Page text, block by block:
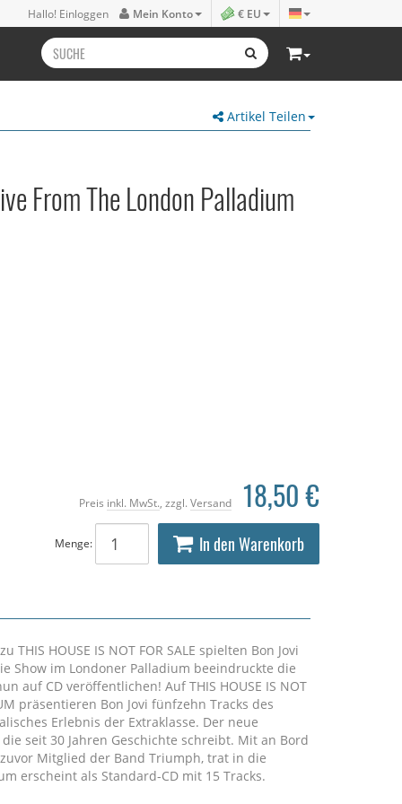
Hallo! Einloggen Mein Konto € EU
Artikel Teilen
From The London Palladium
Preis inkl. MwSt. , zzgl. Versand 18,50 €
Menge: In den Warenkorb
HOUSE IS NOT FOR SALE spielten Bon Jovi
Show im Londoner Palladium beeindruckte die
auf CD veröffentlichen! Auf THIS HOUSE IS NOT
präsentieren Bon Jovi fünfzehn Tracks des
Erlebnis der Extraklasse. Der neue
seit 30 Jahren Geschichte schreibt. Mit an Bord
Mitglied der Band Triumph, trat in die
erscheint als Standard-CD mit 15 Tracks.